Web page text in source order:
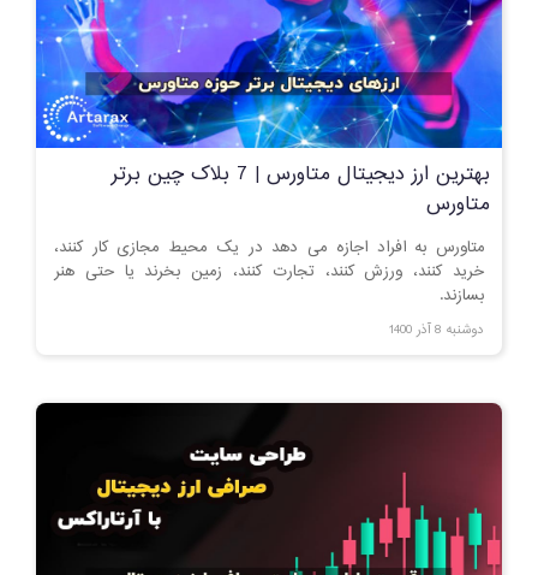
بهترین ارز دیجیتال متاورس | 7 بلاک چین برتر
متاورس
متاورس به افراد اجازه می دهد در یک محیط مجازی کار کنند،
خرید کنند، ورزش کنند، تجارت کنند، زمین بخرند یا حتی هنر
بسازند.
دوشنبه 8 آذر 1400